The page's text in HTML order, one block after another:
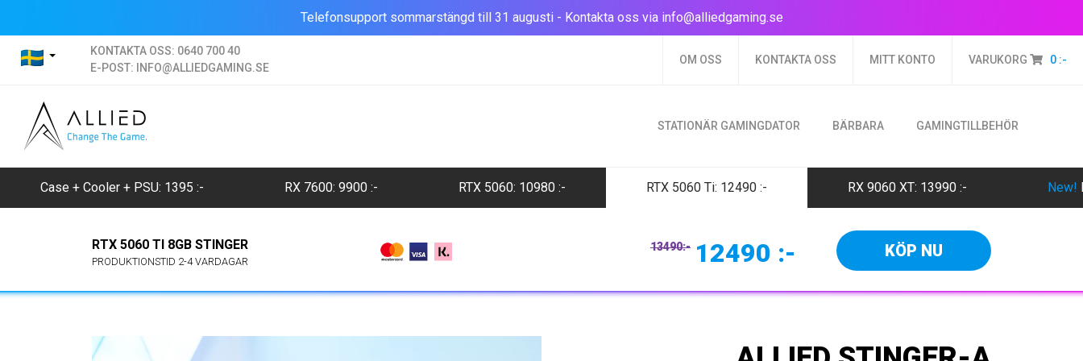
Telefonsupport sommarstängd till 31 augusti - Kontakta oss via info@alliedgaming.se
KONTAKTA OSS: 0640 700 40
E-POST:
INFO@ALLIEDGAMING.SE
OM OSS KONTAKTA OSS MITT KONTO VARUKORG 0 :-
STATIONÄR GAMINGDATOR BÄRBARA GAMINGTILLBEHÖR
Case + Cooler + PSU: 1395 :- RX 7600: 9900 :- RTX 5060: 10980 :- RTX 5060 Ti: 12490 :- RX 9060 XT: 13990 :- New!
RTX 5060 TI 8GB STINGER
PRODUKTIONSTID 2-4 VARDAGAR
13490:- 12490 :- KÖP NU